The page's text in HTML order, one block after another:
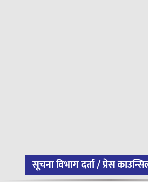
सूचना विभाग दर्ता / प्रेस